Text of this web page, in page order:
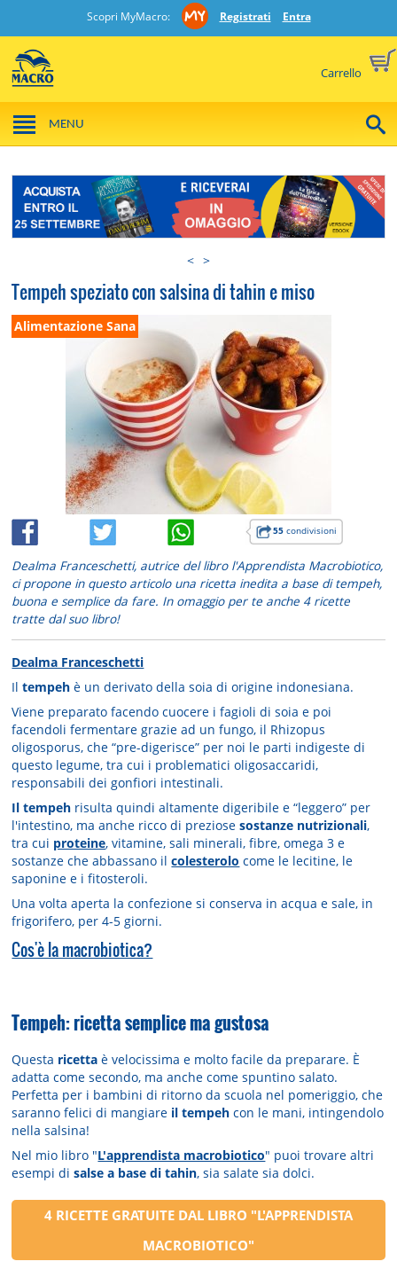
Scopri MyMacro: Registrati Entra
Carrello
MENU
< >
Tempeh speziato con salsina di tahin e miso
Alimentazione Sana
55condivisioni
Dealma Franceschetti, autrice del libro l'Apprendista Macrobiotico,
ci propone in questo articolo una ricetta inedita a base di tempeh,
buona e semplice da fare. In omaggio per te anche 4 ricette
tratte dal suo libro!
Dealma Franceschetti
Iltempeh è un derivato della soia di origine indonesiana.
Viene preparato facendo cuocere i fagioli di soia e poi
facendoli fermentare grazie ad un fungo, il Rhizopus
oligosporus, che “pre-digerisce” per noi le parti indigeste di
questo legume, tra cui i problematici oligosaccaridi,
responsabili dei gonfiori intestinali.
Il tempeh risulta quindi altamente digeribile e “leggero” per
l'intestino, ma anche ricco di preziosesostanze nutrizionali,
tra cui proteine, vitamine, sali minerali, fibre, omega 3 e
sostanze che abbassano ilcolesterolo come le lecitine, le
saponine e i fitosteroli.
Una volta aperta la confezione si conserva in acqua e sale, in
frigorifero, per 4-5 giorni.
Cos'è la macrobiotica?
Tempeh: ricetta semplice ma gustosa
Questa ricetta è velocissima e molto facile da preparare. È
adatta come secondo, ma anche come spuntino salato.
Perfetta per i bambini di ritorno da scuola nel pomeriggio, che
saranno felici di mangiare il tempeh con le mani, intingendolo
nella salsina!
Nel mio libro "L'apprendista macrobiotico" puoi trovare altri
esempi disalse a base di tahin, sia salate sia dolci.
4 RICETTE GRATUITE DAL LIBRO "L'APPRENDISTA
MACROBIOTICO"